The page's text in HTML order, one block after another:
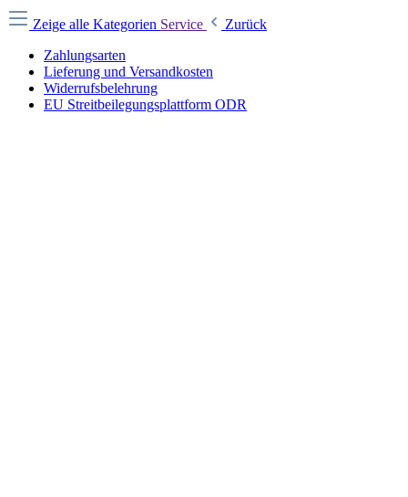
Zeige alle Kategorien Service
Zurück
Zahlungsarten
Lieferung und Versandkosten
Widerrufsbelehrung
EU Streitbeilegungsplattform ODR